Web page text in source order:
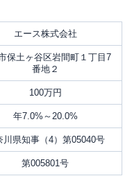
エース株式会社
保土ヶ谷区岩間町１丁目7
番地２
100万円
年7.0%～20.0%
川県知事（4）第05040号
第005801号